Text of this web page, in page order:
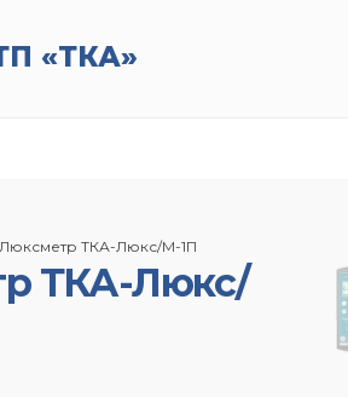
«ТКА»
Люксметр ТКА-Люкс/М-1П
ТКА-Люкс/